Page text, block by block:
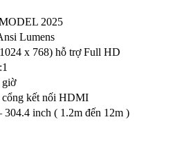
2025
Lumens
x 768) hỗ trợ Full HD
giờ
kết nối HDMI
304.4 inch ( 1.2m đến 12m )